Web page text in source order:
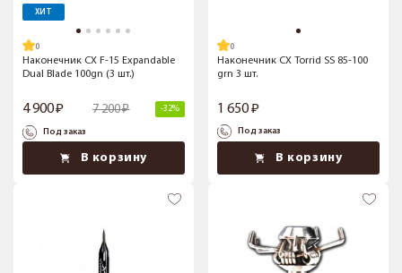
ХИТ
Наконечник CX F-15 Expandable
Dual Blade 100gn (3 шт.)
4 900 7 200 -32%
Под заказ
В корзину
Наконечник CX Torrid SS 85-100
grn 3 шт.
1 650
Под заказ
В корзину